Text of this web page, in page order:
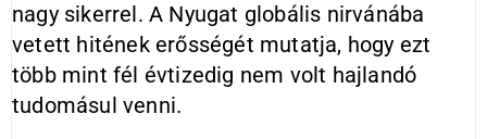
nagy sikerrel. A Nyugat globális nirvánába
vetett hitének erősségét mutatja, hogy ezt
több mint fél évtizedig nem volt hajlandó
tudomásul venni.